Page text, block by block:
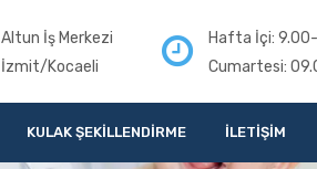
Altun İş Merkezi
İzmit/Kocaeli
Hafta İçi:
Cumartesi:
KULAK ŞEKILLENDIRME İLETIŞIM